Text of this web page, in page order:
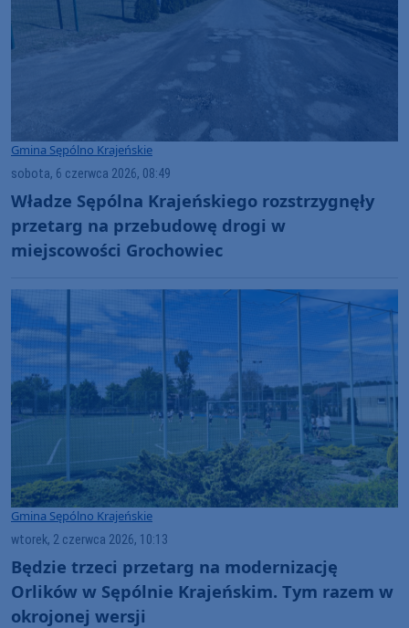
Gmina Sępólno Krajeńskie
sobota, 6 czerwca 2026, 08:49
Władze Sępólna Krajeńskiego rozstrzygnęły
przetarg na przebudowę drogi w
miejscowości Grochowiec
Gmina Sępólno Krajeńskie
wtorek, 2 czerwca 2026, 10:13
Będzie trzeci przetarg na modernizację
Orlików w Sępólnie Krajeńskim. Tym razem w
okrojonej wersji